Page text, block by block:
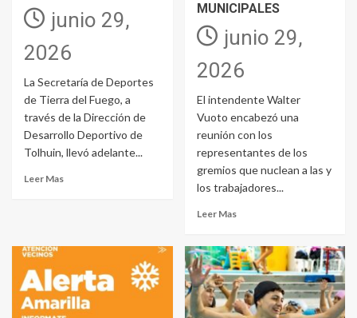
junio 29,
2026
La Secretaría de Deportes
de Tierra del Fuego, a
través de la Dirección de
Desarrollo Deportivo de
Tolhuin, llevó adelante...
Leer Mas
MUNICIPALES
junio 29,
2026
El intendente Walter
Vuoto encabezó una
reunión con los
representantes de los
gremios que nuclean a las y
los trabajadores...
Leer Mas